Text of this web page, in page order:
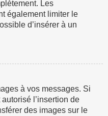
Les
également limiter le
d’insérer à un
à vos messages. Si
l’insertion de
des images sur le